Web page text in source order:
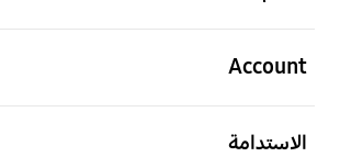
Account
الاستدامة